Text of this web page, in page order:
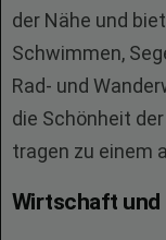
der Nähe und
Schwimmen,
Rad- und
die Schönheit
tragen zu einem
Wirtschaft